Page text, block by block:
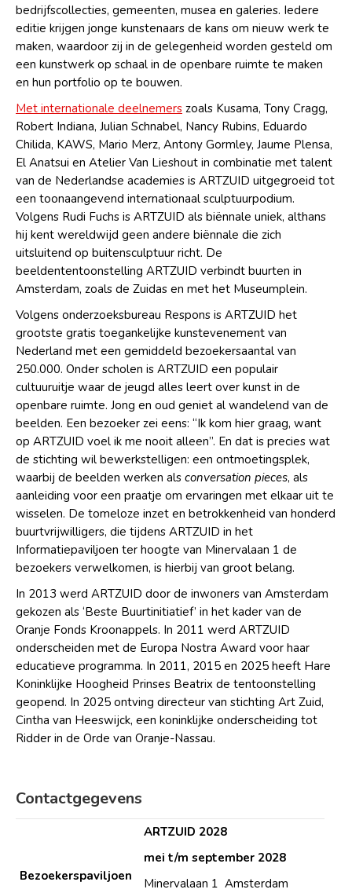
bedrijfscollecties, gemeenten, musea en galeries. Iedere
editie krijgen jonge kunstenaars de kans om nieuw werk te
maken, waardoor zij in de gelegenheid worden gesteld om
een kunstwerk op schaal in de openbare ruimte te maken
en hun portfolio op te bouwen.
Met internationale deelnemers zoals Kusama, Tony Cragg,
Robert Indiana, Julian Schnabel, Nancy Rubins, Eduardo
Chilida, KAWS, Mario Merz, Antony Gormley, Jaume Plensa,
El Anatsui en Atelier Van Lieshout in combinatie met talent
van de Nederlandse academies is ARTZUID uitgegroeid tot
een toonaangevend internationaal sculptuurpodium.
Volgens Rudi Fuchs is ARTZUID als biënnale uniek, althans
hij kent wereldwijd geen andere biënnale die zich
uitsluitend op buitensculptuur richt. De
beeldententoonstelling ARTZUID verbindt buurten in
Amsterdam, zoals de Zuidas en met het Museumplein.
Volgens onderzoeksbureau Respons is ARTZUID het
grootste gratis toegankelijke kunstevenement van
Nederland met een gemiddeld bezoekersaantal van
250.000. Onder scholen is ARTZUID een populair
cultuuruitje waar de jeugd alles leert over kunst in de
openbare ruimte. Jong en oud geniet al wandelend van de
beelden. Een bezoeker zei eens: “Ik kom hier graag, want
op ARTZUID voel ik me nooit alleen”. En dat is precies wat
de stichting wil bewerkstelligen: een ontmoetingsplek,
waarbij de beelden werken als conversation pieces, als
aanleiding voor een praatje om ervaringen met elkaar uit te
wisselen. De tomeloze inzet en betrokkenheid van honderd
buurtvrijwilligers, die tijdens ARTZUID in het
Informatiepaviljoen ter hoogte van Minervalaan 1 de
bezoekers verwelkomen, is hierbij van groot belang.
In 2013 werd ARTZUID door de inwoners van Amsterdam
gekozen als ‘Beste Buurtinitiatief’ in het kader van de
Oranje Fonds Kroonappels. In 2011 werd ARTZUID
onderscheiden met de Europa Nostra Award voor haar
educatieve programma. In 2011, 2015 en 2025 heeft Hare
Koninklijke Hoogheid Prinses Beatrix de tentoonstelling
geopend. In 2025 ontving directeur van stichting Art Zuid,
Cintha van Heeswijck, een koninklijke onderscheiding tot
Ridder in de Orde van Oranje-Nassau.
Contactgegevens
Bezoekerspaviljoen
ARTZUID 2028
mei t/m september 2028
Minervalaan 1 Amsterdam